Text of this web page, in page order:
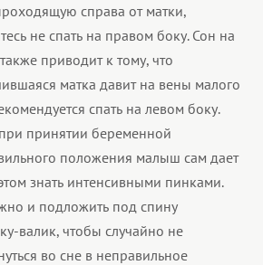
справа от матки,
не спать на правом боку. Сон на
приводит к тому, что
матка давит на вены малого
спать на левом боку.
принятии беременной
положения малыш сам дает
знать интенсивными пинками.
и подложить под спину
валик, чтобы случайно не
во сне в неправильное